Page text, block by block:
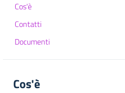
Cos'è
Contatti
Documenti
Cos'è